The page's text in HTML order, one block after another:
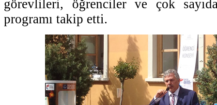
görevlileri, öğrenciler ve çok
programı takip etti.